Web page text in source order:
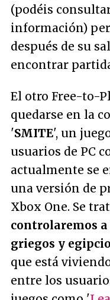
(podéis
información)
después de su
encontrar
El otro Free-to-
quedarse en la
'SMITE', un
usuarios de PC
actualmente se
una versión de
Xbox One. Se
controlaremos a
griegos y
que está
entre los